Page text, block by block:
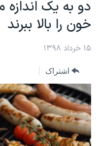
به
صفحه
جهش
جستجو
آمریکا
جهان
ورزشی
ویدیوها
فرهنگ و زندگی
حقوق شهروندی
جدول برنامه ها
صفحه‌های ویژه
جام جهانی ۲۰۲۶
بایگانی برنامه‌های تلویزیونی
مستندها
انتخابات ریاست جمهوری
فرکانس‌های صدای آمریکا
یادگیری زبان انگلیسی
دنبال کنید
دو به یک اندازه
خون را بالا ببرند
۱۵ خرداد ۱۳۹۸
اشتراک